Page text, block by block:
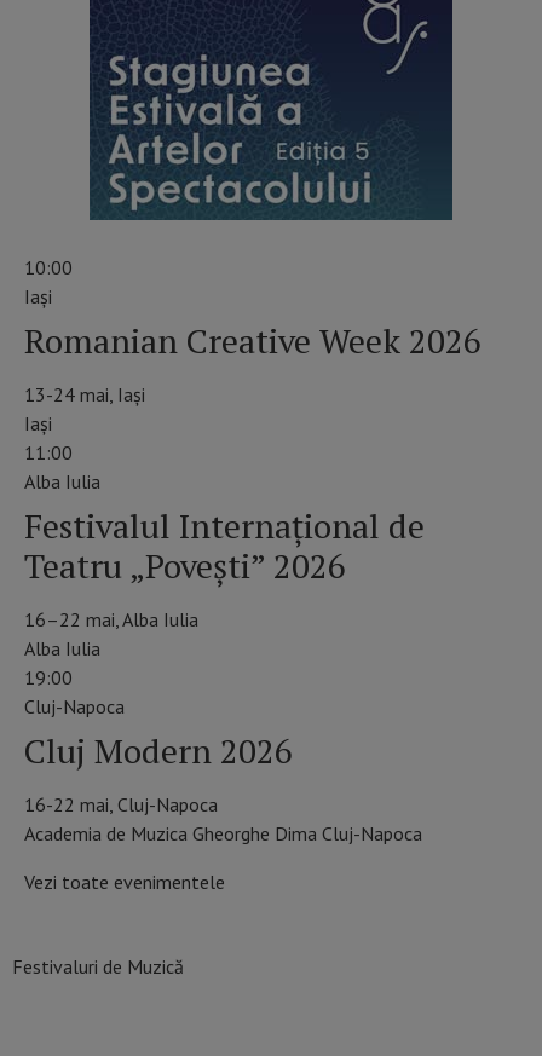
10:00
Iaşi
Romanian Creative Week 2026
13-24 mai, Iași
Iaşi
11:00
Alba Iulia
Festivalul Internațional de
Teatru „Povești” 2026
16–22 mai, Alba Iulia
Alba Iulia
19:00
Cluj-Napoca
Cluj Modern 2026
16-22 mai, Cluj-Napoca
Academia de Muzica Gheorghe Dima Cluj-Napoca
Vezi toate evenimentele
Festivaluri de Muzică